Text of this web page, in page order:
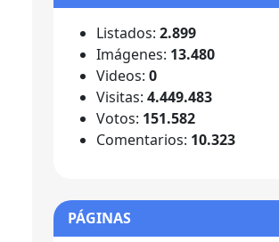
Listados: 2.899
Imágenes: 13.480
Videos: 0
Visitas: 4.449.483
Votos: 151.582
Comentarios: 10.323
PÁGINAS